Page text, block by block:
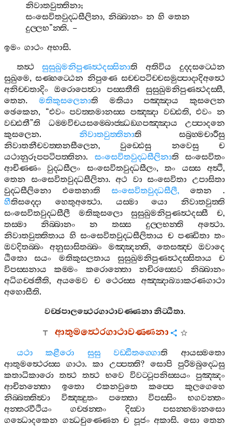
නිවාතවුත‍්තිනා;
සංසෙවිතවුද‍්ධසීලිනා,නිබ‍්බානං න හි තෙන
දුල‍්ලභ”න‍්ති. –
ඉමං ගාථං අභාසි.
තත්‍ථ
සුසුඛුමනිපුණත්‍ථදස‍්සිනාති අතිවිය
දුද‍්දසට‍්ඨෙන
සුඛුමෙ,සණ‍්හට‍්ඨෙන නිපුණෙ සච‍්චපටිච‍්චසමුප‍්පාදාදිඅත්‍ථෙ
අනිච‍්චතාදිං
ඔරොපෙත්‍වා පස‍්සතීති සුසුඛුමනිපුණත්‍ථදස‍්සී,
තෙන. මතිකුසලෙනාති මතියා පඤ‍්ඤාය
කුසලෙන
ඡෙකෙන, “එවං පවත‍්තමානස‍්ස පඤ‍්ඤා වඩ‍්ඪති,එවං න
වඩ‍්ඪතී”ති ධම‍්මවිචයසම‍්බොජ‍්ඣඞ‍්ගපඤ‍්ඤාය
උප‍්පාදනෙ
කුසලෙන. නිවාතවුත‍්තිනාති
සබ්‍රහ‍්මචාරීසු
නිවාතනීචවත‍්තනසීලෙන,වුඩ‍්ඪෙසු නවෙසු
ච
යථානුරූපපටිපත‍්තිනා. සංසෙවිතවුද‍්ධසීලිනාති
සංසෙවිතං
ආචිණ‍්ණං
වුද‍්ධසීලං සංසෙවිතවුද‍්ධසීලං,තං යස‍්ස අත්‍ථි,
තෙන
සංසෙවිතවුද‍්ධසීලිනා.අථ වා සංසෙවිතා උපාසිතා
වුද‍්ධසීලිනො
එතෙනාති සංසෙවිතවුද‍්ධසීලී, තෙන .
හීතිසද‍්දො හෙතුඅත්‍ථො. යස‍්මා යො
නිවාතවුත‍්ති
සංසෙවිතවුද‍්ධසීලී
මතිකුසලො සුසුඛුමනිපුණත්‍ථදස‍්සී ච,
තස‍්මා
නිබ‍්බානං න තස‍්ස දුල‍්ලභන‍්ති අත්‍ථො.
නිවාතවුත‍්තිතාය හි සංසෙවිතවුද‍්ධසීලිතාය ච පණ‍්ඩිතා තං
ඔවදිතබ‍්බං
අනුසාසිතබ‍්බං මඤ‍්ඤන‍්ති, තෙසඤ‍්ච
ඔවාදෙ
ඨිතො
සයං මතිකුසලතාය සුසුඛුමනිපුණත්‍ථදස‍්සිතාය
ච
විපස‍්සනාය
කම‍්මං කරොන‍්තො නචිරස‍්සෙව
නිබ‍්බානං
අධිගච‍්ඡතීති,අයමෙව ච ථෙරස‍්ස අඤ‍්ඤාබ්‍යාකරණගාථා
අහොසීති.
වච‍්ඡපාලත්‍ථෙරගාථාවණ‍්ණනානිට‍්ඨිතා.
ආතුමත්‍ථෙරගාථාවණ‍්ණනා
යථා කළීරො සුසු වඩ‍්ඪිතග‍්ගොති
ආයස‍්මතො
ආතුමත්‍ථෙරස‍්ස ගාථා.කා උප‍්පත‍්ති? සොපි පුරිමබුද‍්ධෙසු
කතාධිකාරො තත්‍ථ තත්‍ථ භවෙ විවට‍්ටූපනිස‍්සයං පුඤ‍්ඤං
ආචිනන‍්තො
ඉතො එකනවුතෙ කප‍්පෙ
කුලගෙහෙ
නිබ‍්බත‍්තිත්‍වා
විඤ‍්ඤුතං පත‍්තො විපස‍්සිං
භගවන‍්තං
අන‍්තරවීථියං
ගච‍්ඡන‍්තං දිස‍්වා
පසන‍්නමානසො
ගන්‍ධොදකෙන ගන්‍ධචුණ‍්ණෙන ච පූජං අකාසි. සො තෙන